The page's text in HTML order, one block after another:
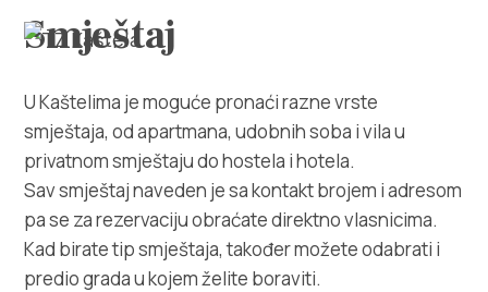
Istraži
Destinacija
Smještaj
U Kaštelima je moguće pronaći razne vrste
smještaja, od apartmana, udobnih soba i vila u
privatnom smještaju do hostela i hotela.
Sav smještaj naveden je sa kontakt brojem i adresom
pa se za rezervaciju obraćate direktno vlasnicima.
Kad birate tip smještaja, također možete odabrati i
predio grada u kojem želite boraviti.